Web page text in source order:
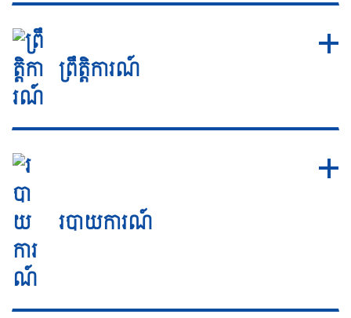
ព្រឹត្តិការណ៍
របាយការណ៍